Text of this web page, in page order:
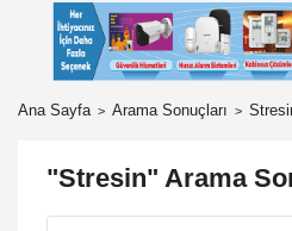
Ana Sayfa Arama Sonuçları
"Stresin" Arama